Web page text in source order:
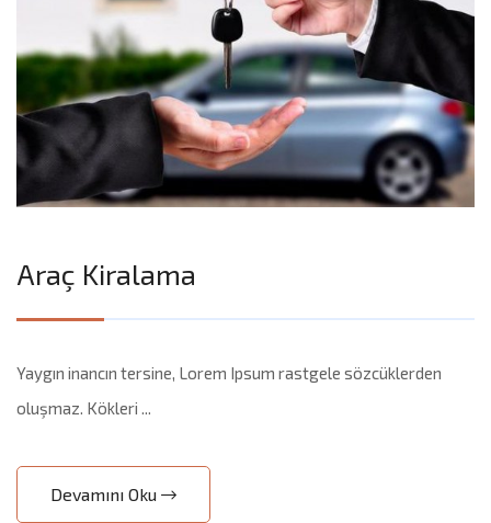
Araç Kiralama
Yaygın inancın tersine, Lorem Ipsum rastgele sözcüklerden
oluşmaz. Kökleri ...
Devamını Oku